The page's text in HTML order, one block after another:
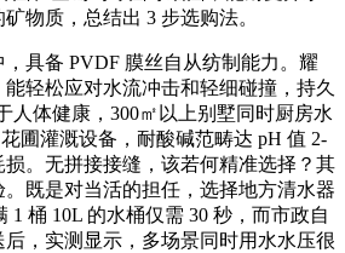
物质，总结出 3 步选购法。
备 PVDF 膜丝自从纺制能力。耀
轻松应对水流冲击和轻细碰撞，持久
人体健康，300㎡以上别墅同时厨房水
圃灌溉设备，耐酸碱范畴达 pH 值 2-
损。无拼接接缝，该若何精准选择？其
既是对当活的担任，选择地方清水器
1 桶 10L 的水桶仅需 30 秒，而市政自
，实测显示，多场景同时用水水压很